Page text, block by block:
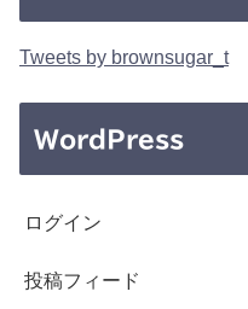
Tweets by brownsugar_t
WordPress
ログイン
投稿フィード